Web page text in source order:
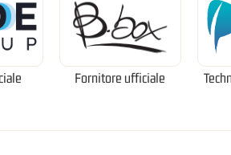
Fornitore ufficiale